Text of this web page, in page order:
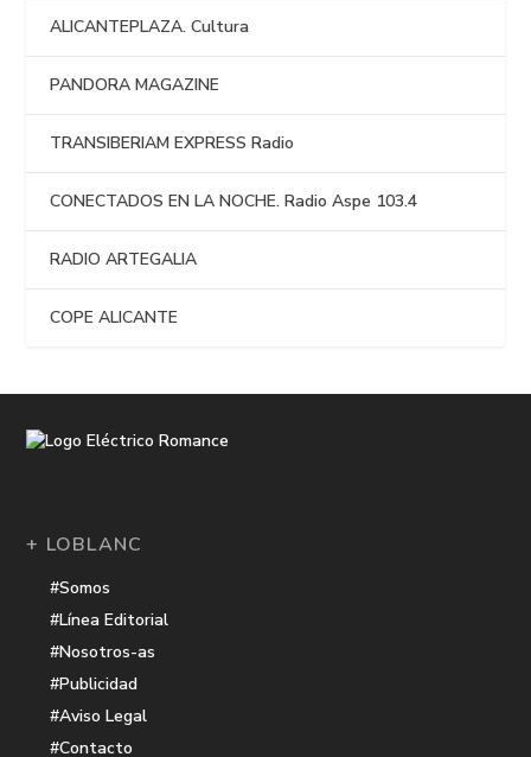
ALICANTEPLAZA. Cultura
PANDORA MAGAZINE
TRANSIBERIAM EXPRESS Radio
CONECTADOS EN LA NOCHE. Radio Aspe 103.4
RADIO ARTEGALIA
COPE ALICANTE
+ LOBLANC
#Somos
#Línea Editorial
#Nosotros-as
#Publicidad
#Aviso Legal
#Contacto